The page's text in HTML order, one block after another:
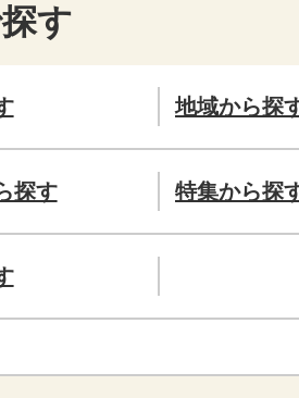
す
地域から探
探す 特集から探